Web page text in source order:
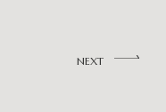
NEXT